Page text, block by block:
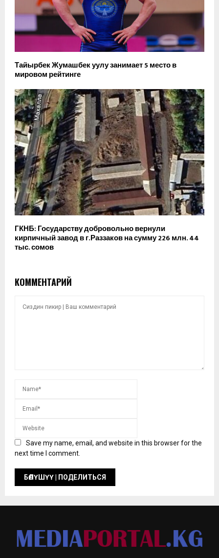
Тайырбек Жумашбек уулу занимает 5 место в
мировом рейтинге
ГКНБ: Государству добровольно вернули
кирпичный завод в г.Раззаков на сумму 226 млн. 44
тыс. сомов
КОММЕНТАРИЙ
Save my name, email, and website in this browser for the
next time I comment.